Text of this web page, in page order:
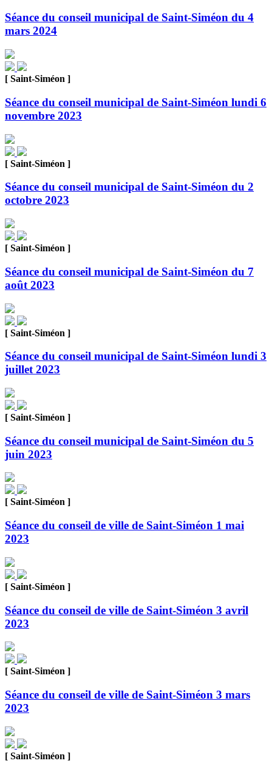
Séance du conseil municipal de Saint-Siméon du 4
mars 2024
[ Saint-Siméon ]
Séance du conseil municipal de Saint-Siméon lundi 6
novembre 2023
[ Saint-Siméon ]
Séance du conseil municipal de Saint-Siméon du 2
octobre 2023
[ Saint-Siméon ]
Séance du conseil municipal de Saint-Siméon du 7
août 2023
[ Saint-Siméon ]
Séance du conseil municipal de Saint-Siméon lundi 3
juillet 2023
[ Saint-Siméon ]
Séance du conseil municipal de Saint-Siméon du 5
juin 2023
[ Saint-Siméon ]
Séance du conseil de ville de Saint-Siméon 1 mai
2023
[ Saint-Siméon ]
Séance du conseil de ville de Saint-Siméon 3 avril
2023
[ Saint-Siméon ]
Séance du conseil de ville de Saint-Siméon 3 mars
2023
[ Saint-Siméon ]